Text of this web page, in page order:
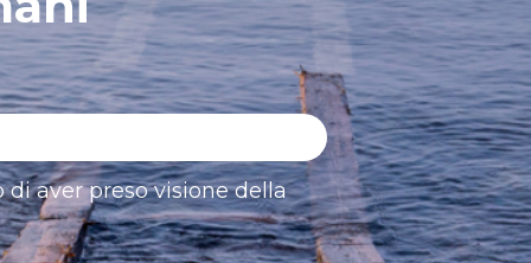
aver preso visione della